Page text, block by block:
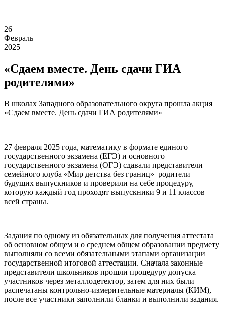
26
Февраль
2025
«Сдаем вместе. День сдачи ГИА
родителями»
В школах Западного образовательного округа прошла акция
«Сдаем вместе. День сдачи ГИА родителями»
27 февраля 2025 года, математику в формате единого
государственного экзамена (ЕГЭ) и основного
государственного экзамена (ОГЭ) сдавали представители
семейного клуба «Мир детства без границ» родители
будущих выпускников и проверили на себе процедуру,
которую каждый год проходят выпускники 9 и 11 классов
всей страны.
Задания по одному из обязательных для получения аттестата
об основном общем и о среднем общем образовании предмету
выполняли со всеми обязательными этапами организации
государственной итоговой аттестации. Сначала законные
представители школьников прошли процедуру допуска
участников через металлодетектор, затем для них были
распечатаны контрольно-измерительные материалы (КИМ),
после все участники заполнили бланки и выполнили задания.